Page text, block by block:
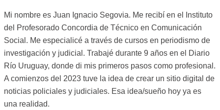
Mi nombre es Juan Ignacio Segovia. Me recibí en el Instituto
del Profesorado Concordia de Técnico en Comunicación
Social. Me especialicé a través de cursos en periodismo de
investigación y judicial. Trabajé durante 9 años en el Diario
Río Uruguay, donde di mis primeros pasos como profesional.
A comienzos del 2023 tuve la idea de crear un sitio digital de
noticias policiales y judiciales. Esa idea/sueño hoy ya es
una realidad.